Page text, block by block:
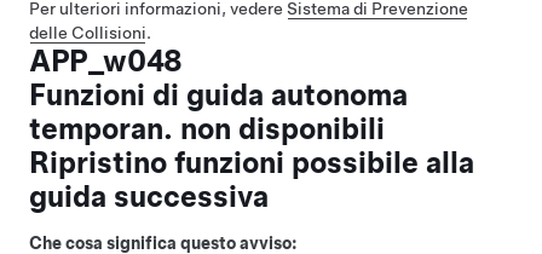
Per ulteriori informazioni, vedere Sistema di Prevenzione
delle Collisioni.
APP_w048
Funzioni di guida autonoma
temporan. non disponibili
Ripristino funzioni possibile alla
guida successiva
Che cosa significa questo avviso: